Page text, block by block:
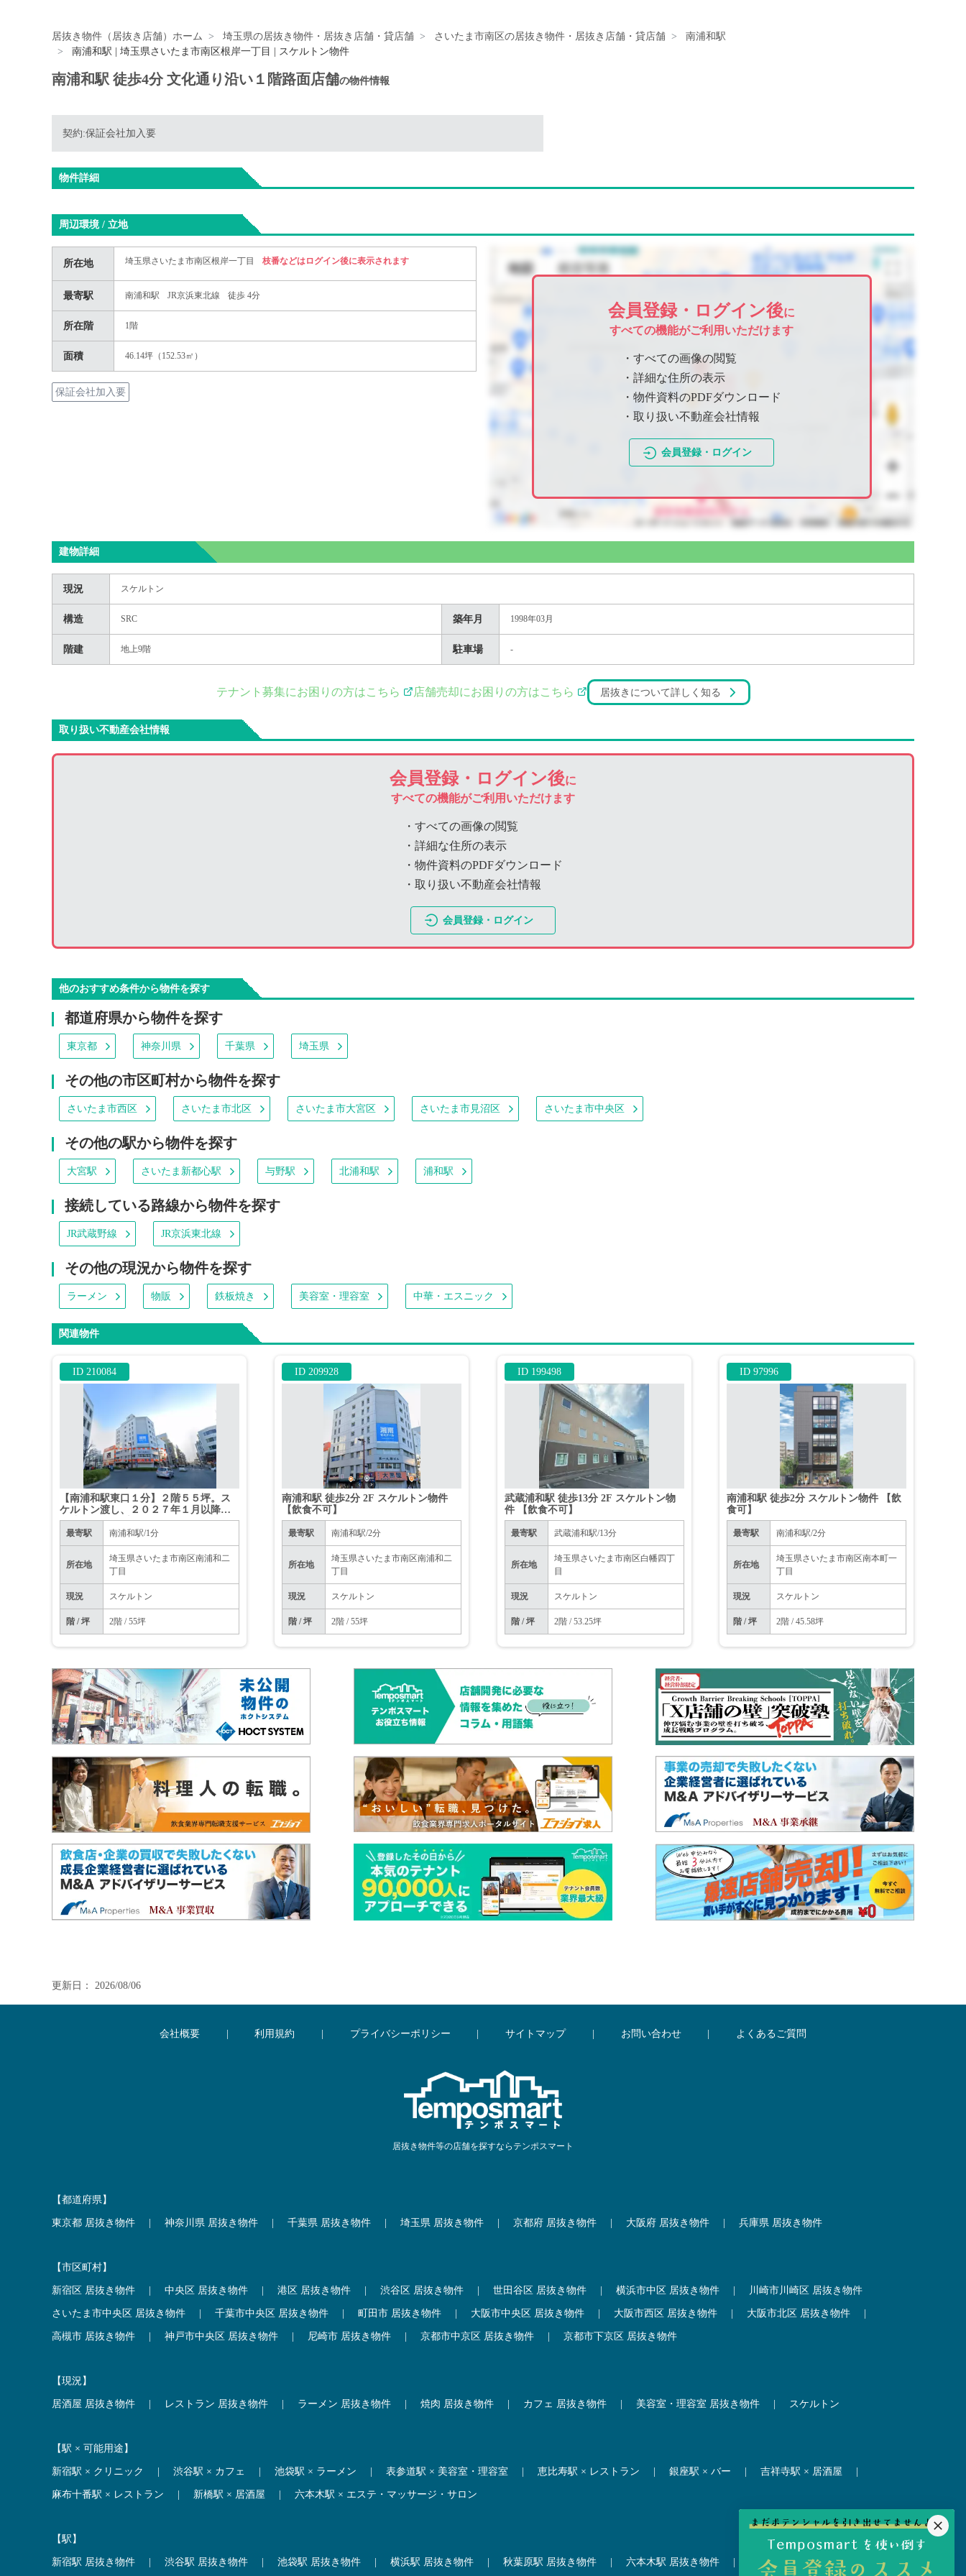
居抜き物件（居抜き店舗）ホーム 埼玉県の居抜き物件・居抜き店舗・貸店舗 さいたま市南区の居抜き物件・居抜き店舗・貸店舗
南浦和駅
南浦和駅 | 埼玉県さいたま市南区根岸一丁目 | スケルトン物件
南浦和駅 徒歩4分 文化通り沿い１階路面店舗の物件情報
契約:保証会社加入要
物件詳細
周辺環境 / 立地
所在地 埼玉県さいたま市南区根岸一丁目 枝番などはログイン後に表示されます
最寄駅 南浦和駅 JR京浜東北線 徒歩 4分
所在階 1階
面積 46.14坪（152.53㎡）
保証会社加入要
会員登録・ログイン後に
すべての機能がご利用いただけます
・すべての画像の閲覧
・詳細な住所の表示
・物件資料のPDFダウンロード
・取り扱い不動産会社情報
会員登録・ログイン
建物詳細
現況 スケルトン
構造 SRC 築年月 1998年03月
階建 地上9階 駐車場 -
テナント募集にお困りの方はこちら 店舗売却にお困りの方はこちら 居抜きについて詳しく知る
取り扱い不動産会社情報
会員登録・ログイン後に
すべての機能がご利用いただけます
・すべての画像の閲覧
・詳細な住所の表示
・物件資料のPDFダウンロード
・取り扱い不動産会社情報
会員登録・ログイン
他のおすすめ条件から物件を探す
都道府県から物件を探す
東京都 神奈川県 千葉県 埼玉県
その他の市区町村から物件を探す
さいたま市西区 さいたま市北区 さいたま市大宮区 さいたま市見沼区 さいたま市中央区
その他の駅から物件を探す
大宮駅 さいたま新都心駅 与野駅 北浦和駅 浦和駅
接続している路線から物件を探す
JR武蔵野線 JR京浜東北線
その他の現況から物件を探す
ラーメン 物販 鉄板焼き 美容室・理容室 中華・エスニック
関連物件
ID 210084
【南浦和駅東口１分】２階５５坪。ス
ケルトン渡し、２０２７年１月以降引
き渡し。ジム系、飲食不可
最寄駅 南浦和駅/1分
所在地
埼玉県さいたま市南区南浦和二
丁目
現況 スケルトン
階 / 坪 2階 / 55坪
ID 209928
南浦和駅 徒歩2分 2F スケルトン物件
【飲食不可】
最寄駅 南浦和駅/2分
所在地
埼玉県さいたま市南区南浦和二
丁目
現況 スケルトン
階 / 坪 2階 / 55坪
ID 199498
武蔵浦和駅 徒歩13分 2F スケルトン物
件 【飲食不可】
最寄駅 武蔵浦和駅/13分
所在地
埼玉県さいたま市南区白幡四丁
目
現況 スケルトン
階 / 坪 2階 / 53.25坪
ID 97996
南浦和駅 徒歩2分 スケルトン物件 【飲
食可】
最寄駅 南浦和駅/2分
所在地
埼玉県さいたま市南区南本町一
丁目
現況 スケルトン
階 / 坪 2階 / 45.58坪
更新日： 2026/08/06
会社概要 利用規約 プライバシーポリシー サイトマップ お問い合わせ よくあるご質問
居抜き物件等の店舗を探すならテンポスマート
【都道府県】
東京都 居抜き物件 神奈川県 居抜き物件 千葉県 居抜き物件 埼玉県 居抜き物件 京都府 居抜き物件 大阪府 居抜き物件 兵庫県 居抜き物件
【市区町村】
新宿区 居抜き物件 中央区 居抜き物件 港区 居抜き物件 渋谷区 居抜き物件 世田谷区 居抜き物件 横浜市中区 居抜き物件 川崎市川崎区 居抜き物件
さいたま市中央区 居抜き物件 千葉市中央区 居抜き物件 町田市 居抜き物件 大阪市中央区 居抜き物件 大阪市西区 居抜き物件 大阪市北区 居抜き物件
高槻市 居抜き物件 神戸市中央区 居抜き物件 尼崎市 居抜き物件 京都市中京区 居抜き物件 京都市下京区 居抜き物件
【現況】
居酒屋 居抜き物件 レストラン 居抜き物件 ラーメン 居抜き物件 焼肉 居抜き物件 カフェ 居抜き物件 美容室・理容室 居抜き物件 スケルトン
【駅 × 可能用途】
新宿駅 × クリニック 渋谷駅 × カフェ 池袋駅 × ラーメン 表参道駅 × 美容室・理容室 恵比寿駅 × レストラン 銀座駅 × バー 吉祥寺駅 × 居酒屋
麻布十番駅 × レストラン 新橋駅 × 居酒屋 六本木駅 × エステ・マッサージ・サロン
【駅】
新宿駅 居抜き物件 渋谷駅 居抜き物件 池袋駅 居抜き物件 横浜駅 居抜き物件 秋葉原駅 居抜き物件 六本木駅 居抜き物件 赤坂見附駅 居抜き物件